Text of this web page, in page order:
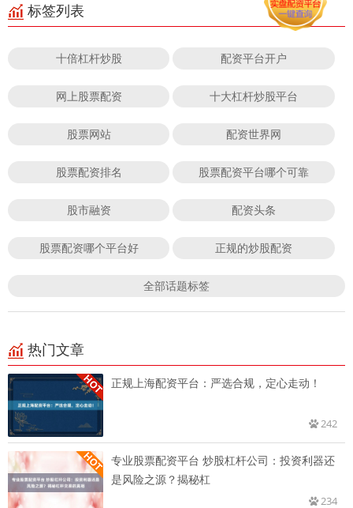
标签列表
十倍杠杆炒股 配资平台开户
网上股票配资 十大杠杆炒股平台
股票网站 配资世界网
股票配资排名 股票配资平台哪个可靠
股市融资 配资头条
股票配资哪个平台好 正规的炒股配资
全部话题标签
热门文章
正规上海配资平台：严选合规，定心走动！
242
专业股票配资平台 炒股杠杆公司：投资利器还
是风险之源？揭秘杠
234